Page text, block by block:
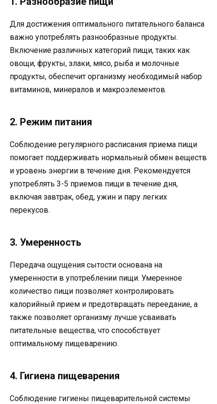
Для достижения оптимального питательного баланса
важно употреблять разнообразные продукты.
Включение различных категорий пищи, таких как
овощи, фрукты, злаки, мясо, рыба и молочные
продукты, обеспечит организму необходимый набор
витаминов, минералов и макроэлементов.
2. Режим питания
Соблюдение регулярного расписания приема пищи
помогает поддерживать нормальный обмен веществ
и уровень энергии в течение дня. Рекомендуется
употреблять 3-5 приемов пищи в течение дня,
включая завтрак, обед, ужин и пару легких
перекусов.
3. Умеренность
Передача ощущения сытости основана на
умеренности в употреблении пищи. Умеренное
количество пищи позволяет контролировать
калорийный прием и предотвращать переедание, а
также позволяет организму лучше усваивать
питательные вещества, что способствует
оптимальному пищеварению.
4. Гигиена пищеварения
Соблюдение гигиены пищеварительной системы